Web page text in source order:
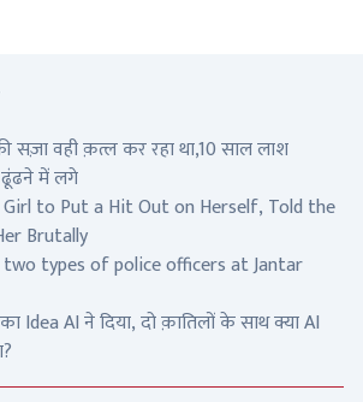
सज़ा वही क़त्ल कर रहा था,10 साल लाश
में लगे
to Put a Hit Out on Herself, Told the
Brutally
types of police officers at Jantar
Idea AI ने दिया, दो क़ातिलों के साथ क्या AI